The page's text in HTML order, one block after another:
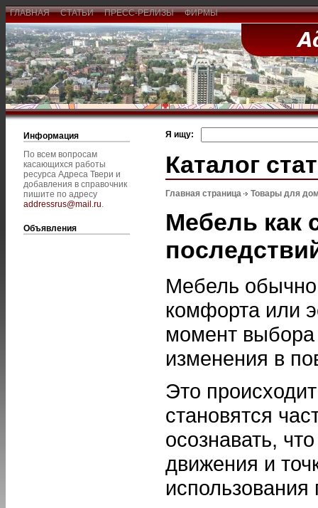
ГЛАВНАЯ СТАТЬИ ПРЕСС-РЕЛИЗЫ ФИРМЫ
Информация
По всем вопросам
касающихся работы
ресурса Адреса Твери и
добавления в справочник
пишите по адресу
addressrus@mail.ru.
Объявления
Я ищу:
Каталог
Главная страница Товары для
Мебель как
Мебель обычно
комфорта или
момент
изменения в
Это
становятся
осознавать,
движения и
использования